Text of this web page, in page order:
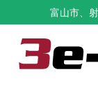
富山市、